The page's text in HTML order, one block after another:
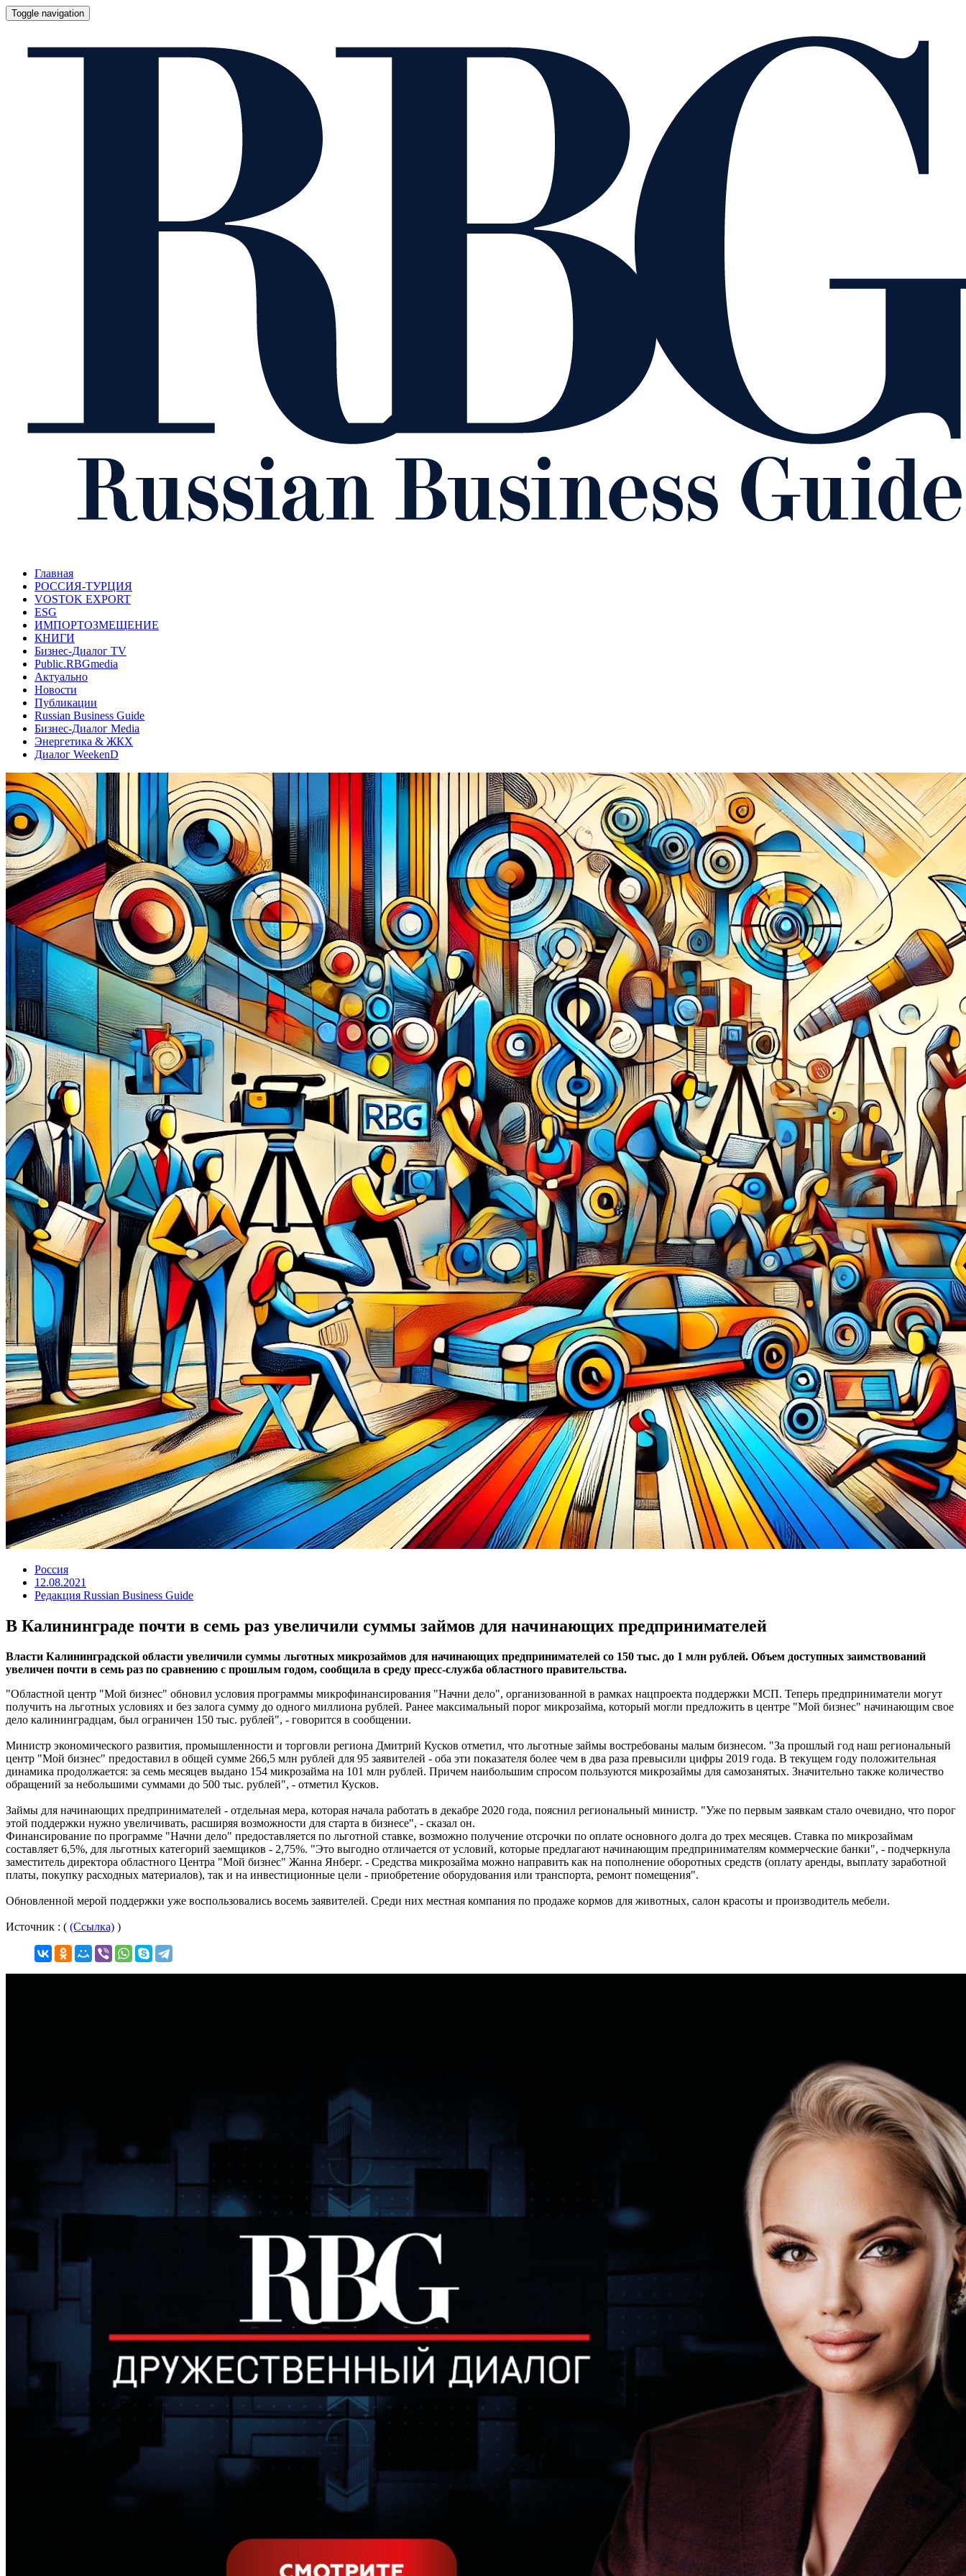
Toggle navigation
Главная
РОССИЯ-ТУРЦИЯ
VOSTOK EXPORT
ESG
ИМПОРТОЗМЕЩЕНИЕ
КНИГИ
Бизнес-Диалог TV
Public.RBGmedia
Актуально
Новости
Публикации
Russian Business Guide
Бизнес-Диалог Media
Энергетика & ЖКХ
Диалог WeekenD
Россия
12.08.2021
Редакция Russian Business Guide
В Калининграде почти в семь раз увеличили суммы займов для начинающих предпринимателей
Власти Калининградской области увеличили суммы льготных микрозаймов для начинающих предпринимателей со 150 тыс. до 1 млн рублей. Объем доступных заимствований
увеличен почти в семь раз по сравнению с прошлым годом, сообщила в среду пресс-служба областного правительства.
"Областной центр "Мой бизнес" обновил условия программы микрофинансирования "Начни дело", организованной в рамках нацпроекта поддержки МСП. Теперь предприниматели могут
получить на льготных условиях и без залога сумму до одного миллиона рублей. Ранее максимальный порог микрозайма, который могли предложить в центре "Мой бизнес" начинающим свое
дело калининградцам, был ограничен 150 тыс. рублей", - говорится в сообщении.
Министр экономического развития, промышленности и торговли региона Дмитрий Кусков отметил, что льготные займы востребованы малым бизнесом. "За прошлый год наш региональный
центр "Мой бизнес" предоставил в общей сумме 266,5 млн рублей для 95 заявителей - оба эти показателя более чем в два раза превысили цифры 2019 года. В текущем году положительная
динамика продолжается: за семь месяцев выдано 154 микрозайма на 101 млн рублей. Причем наибольшим спросом пользуются микрозаймы для самозанятых. Значительно также количество
обращений за небольшими суммами до 500 тыс. рублей", - отметил Кусков.
Займы для начинающих предпринимателей - отдельная мера, которая начала работать в декабре 2020 года, пояснил региональный министр. "Уже по первым заявкам стало очевидно, что порог
этой поддержки нужно увеличивать, расширяя возможности для старта в бизнесе", - сказал он.
Финансирование по программе "Начни дело" предоставляется по льготной ставке, возможно получение отсрочки по оплате основного долга до трех месяцев. Ставка по микрозаймам
составляет 6,5%, для льготных категорий заемщиков - 2,75%. "Это выгодно отличается от условий, которые предлагают начинающим предпринимателям коммерческие банки", - подчеркнула
заместитель директора областного Центра "Мой бизнес" Жанна Янберг. - Средства микрозайма можно направить как на пополнение оборотных средств (оплату аренды, выплату заработной
платы, покупку расходных материалов), так и на инвестиционные цели - приобретение оборудования или транспорта, ремонт помещения".
Обновленной мерой поддержки уже воспользовались восемь заявителей. Среди них местная компания по продаже кормов для животных, салон красоты и производитель мебели.
Источник : ( (Ссылка) )